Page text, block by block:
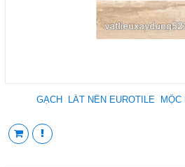
GẠCH LÁT NỀN EUROTILE MỘC